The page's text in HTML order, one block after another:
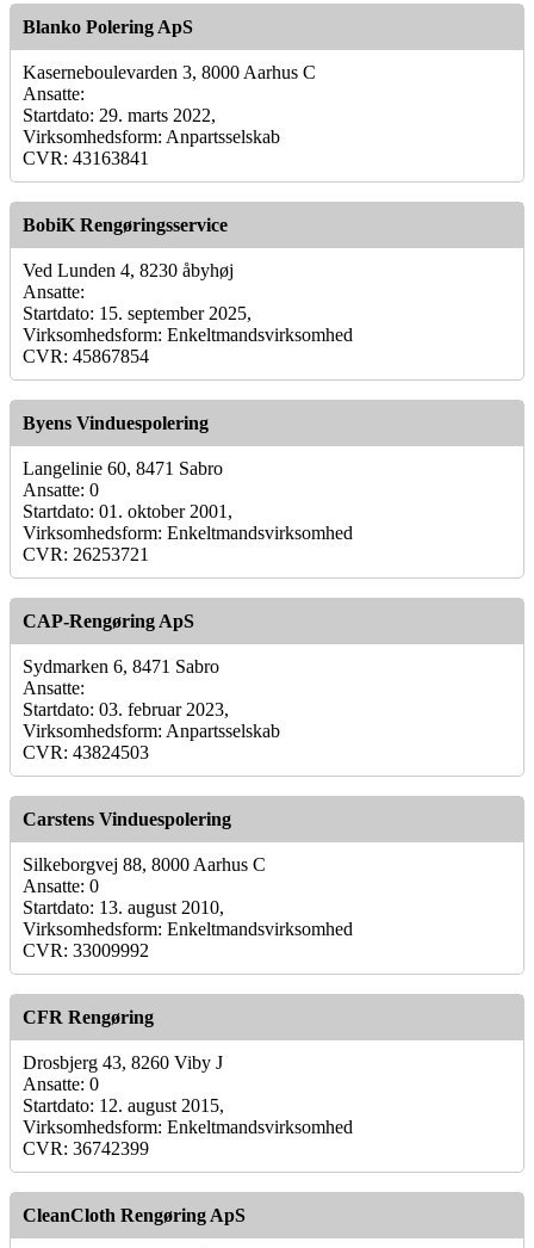
Blanko Polering ApS
Kaserneboulevarden 3, 8000 Aarhus C
Ansatte:
Startdato: 29. marts 2022,
Virksomhedsform: Anpartsselskab
CVR: 43163841
BobiK Rengøringsservice
Ved Lunden 4, 8230 åbyhøj
Ansatte:
Startdato: 15. september 2025,
Virksomhedsform: Enkeltmandsvirksomhed
CVR: 45867854
Byens Vinduespolering
Langelinie 60, 8471 Sabro
Ansatte: 0
Startdato: 01. oktober 2001,
Virksomhedsform: Enkeltmandsvirksomhed
CVR: 26253721
CAP-Rengøring ApS
Sydmarken 6, 8471 Sabro
Ansatte:
Startdato: 03. februar 2023,
Virksomhedsform: Anpartsselskab
CVR: 43824503
Carstens Vinduespolering
Silkeborgvej 88, 8000 Aarhus C
Ansatte: 0
Startdato: 13. august 2010,
Virksomhedsform: Enkeltmandsvirksomhed
CVR: 33009992
CFR Rengøring
Drosbjerg 43, 8260 Viby J
Ansatte: 0
Startdato: 12. august 2015,
Virksomhedsform: Enkeltmandsvirksomhed
CVR: 36742399
CleanCloth Rengøring ApS